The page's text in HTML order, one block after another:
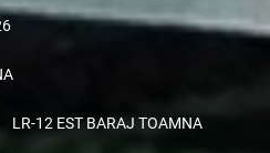
LR-12 EST BARAJ TOAMNA